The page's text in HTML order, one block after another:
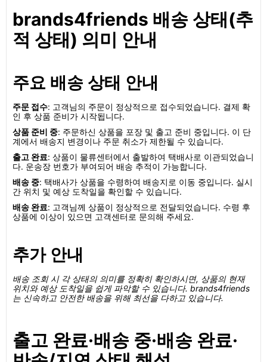
brands4friends 배송 상태(추
적 상태) 의미 안내
주요 배송 상태 안내
주문 접수: 고객님의 주문이 정상적으로 접수되었습니다. 결제 확
인 후 상품 준비가 시작됩니다.
상품 준비 중: 주문하신 상품을 포장 및 출고 준비 중입니다. 이 단
계에서 배송지 변경이나 주문 취소가 제한될 수 있습니다.
출고 완료: 상품이 물류센터에서 출발하여 택배사로 이관되었습니
다. 운송장 번호가 부여되어 배송 추적이 가능합니다.
배송 중: 택배사가 상품을 수령하여 배송지로 이동 중입니다. 실시
간 위치 및 예상 도착일을 확인할 수 있습니다.
배송 완료: 고객님께 상품이 정상적으로 전달되었습니다. 수령 후
상품에 이상이 있으면 고객센터로 문의해 주세요.
추가 안내
배송 조회 시 각 상태의 의미를 정확히 확인하시면, 상품의 현재
위치와 예상 도착일을 쉽게 파악할 수 있습니다. brands4friends
는 신속하고 안전한 배송을 위해 최선을 다하고 있습니다.
출고 완료·배송 중·배송 완료·